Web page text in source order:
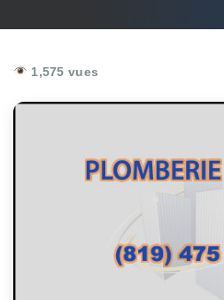
1,575 vues